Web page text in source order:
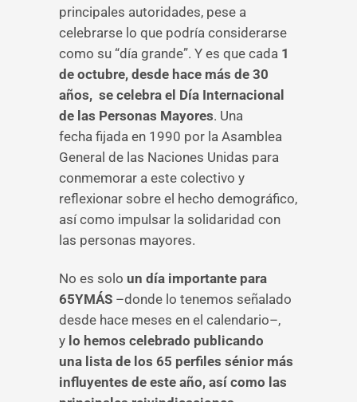
principales autoridades, pese a
celebrarse lo que podría considerarse
como su “día grande”. Y es que cada 1
de octubre, desde hace más de 30
años, se celebra el Día Internacional
de las Personas Mayores. Una
fecha fijada en 1990 por la Asamblea
General de las Naciones Unidas para
conmemorar a este colectivo y
reflexionar sobre el hecho demográfico,
así como impulsar la solidaridad con
las personas mayores.
No es solo un día importante para
65YMÁS –donde lo tenemos señalado
desde hace meses en el calendario–,
y lo hemos celebrado publicando
una lista de los 65 perfiles sénior más
influyentes de este año, así como las